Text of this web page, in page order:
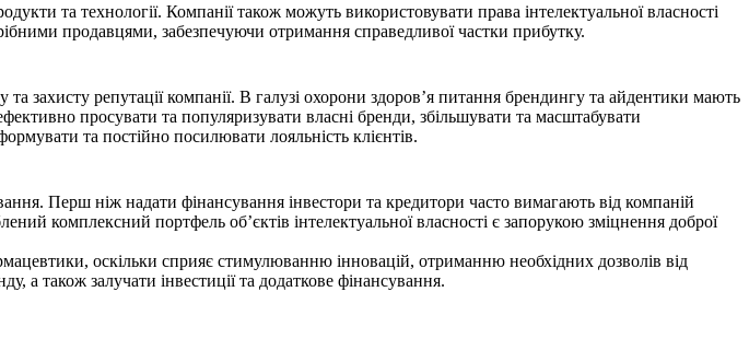
та технології. Компанії також можуть використовувати права інтелектуальної власності
продавцями, забезпечуючи отримання справедливої частки прибутку.
захисту репутації компанії. В галузі охорони здоров’я питання брендингу та айдентики мають
просувати та популяризувати власні бренди, збільшувати та масштабувати
та постійно посилювати лояльність клієнтів.
Перш ніж надати фінансування інвестори та кредитори часто вимагають від компаній
комплексний портфель об’єктів інтелектуальної власності є запорукою зміцнення доброї
оскільки сприяє стимулюванню інновацій, отриманню необхідних дозволів від
а також залучати інвестиції та додаткове фінансування.